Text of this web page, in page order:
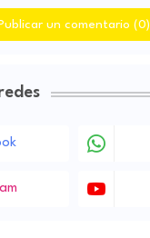
Publicar un comentario (0)